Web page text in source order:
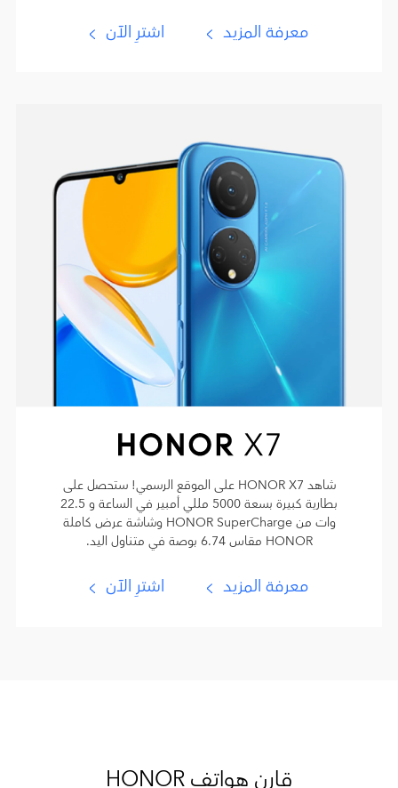
معرفة المزيد اشترِ الآن
شاهد HONOR X7 على الموقع الرسمي! ستحصل على
بطارية كبيرة بسعة 5000 مللي أمبير في الساعة و 22.5
وات من HONOR SuperCharge وشاشة عرض كاملة
HONOR مقاس 6.74 بوصة في متناول اليد.
معرفة المزيد اشترِ الآن
قارن هواتف HONOR